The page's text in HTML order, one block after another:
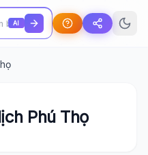
AI
Phú Thọ